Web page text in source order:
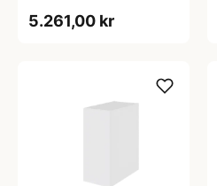
5.261,00 kr